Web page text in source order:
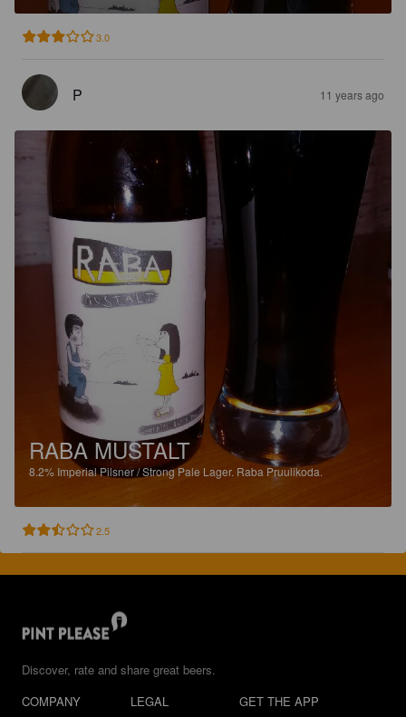
3.0
P 11 years ago
RABA MUSTALT
8.2% Imperial Pilsner / Strong Pale Lager. Raba Pruulikoda.
2.5
Discover, rate and share great beers.
COMPANY
LEGAL GET THE APP